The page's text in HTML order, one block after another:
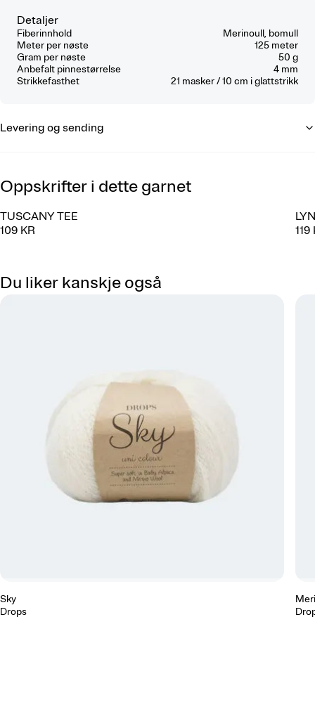
Detaljer
Fiberinnhold
Merinoull, bomull
Meter per nøste
125 meter
Gram per nøste
50 g
Anbefalt pinnestørrelse
4 mm
Strikkefasthet
21 masker / 10 cm i glattstrikk
Levering og sending
Oppskrifter i dette garnet
TUSCANY TEE
109 KR
119
Du liker kanskje også
Sky
Drops